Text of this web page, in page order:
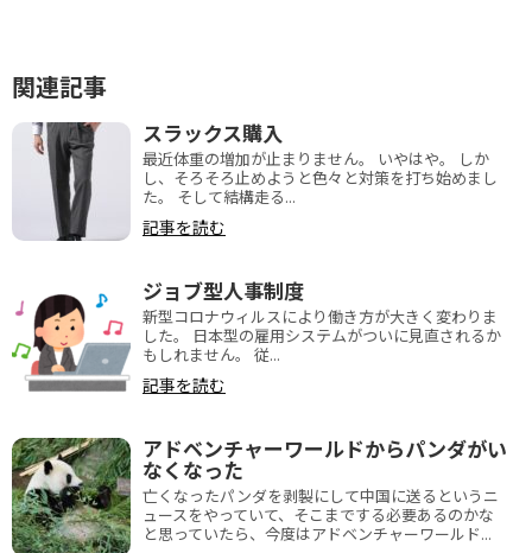
関連記事
スラックス購入
最近体重の増加が止まりません。 いやはや。 しか
し、そろそろ止めようと色々と対策を打ち始めまし
た。 そして結構走る...
記事を読む
ジョブ型人事制度
新型コロナウィルスにより働き方が大きく変わりま
した。 日本型の雇用システムがついに見直されるか
もしれません。 従...
記事を読む
アドベンチャーワールドからパンダがい
なくなった
亡くなったパンダを剥製にして中国に送るというニ
ュースをやっていて、そこまでする必要あるのかな
と思っていたら、今度はアドベンチャーワールド...